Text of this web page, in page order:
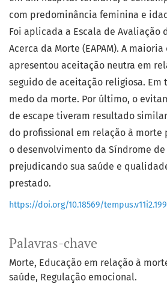
Palavras-chave
Morte Educação em relação à
saúde Regulação emocional.
com predominância feminina e
Foi aplicada a Escala de Avaliação
Acerca da Morte (EAPAM). A
apresentou aceitação neutra em
seguido de aceitação religiosa. Em
medo da morte. Por último, o
de escape tiveram resultado
do profissional em relação à
o desenvolvimento da Síndrome de
prejudicando sua saúde e
prestado.
https://doi.org/10.18569/